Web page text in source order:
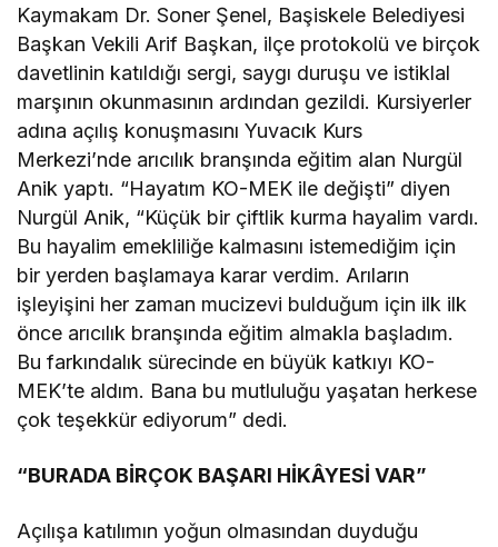
Kaymakam Dr. Soner Şenel, Başiskele Belediyesi
Başkan Vekili Arif Başkan, ilçe protokolü ve birçok
davetlinin katıldığı sergi, saygı duruşu ve istiklal
marşının okunmasının ardından gezildi. Kursiyerler
adına açılış konuşmasını Yuvacık Kurs
Merkezi’nde arıcılık branşında eğitim alan Nurgül
Anik yaptı. “Hayatım KO-MEK ile değişti” diyen
Nurgül Anik, “Küçük bir çiftlik kurma hayalim vardı.
Bu hayalim emekliliğe kalmasını istemediğim için
bir yerden başlamaya karar verdim. Arıların
işleyişini her zaman mucizevi bulduğum için ilk ilk
önce arıcılık branşında eğitim almakla başladım.
Bu farkındalık sürecinde en büyük katkıyı KO-
MEK’te aldım. Bana bu mutluluğu yaşatan herkese
çok teşekkür ediyorum” dedi.
“BURADA BİRÇOK BAŞARI HİKÂYESİ VAR”
Açılışa katılımın yoğun olmasından duyduğu